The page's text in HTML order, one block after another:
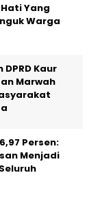
Yang
Warga
Kaur
Marwah
Persen:
Menjadi